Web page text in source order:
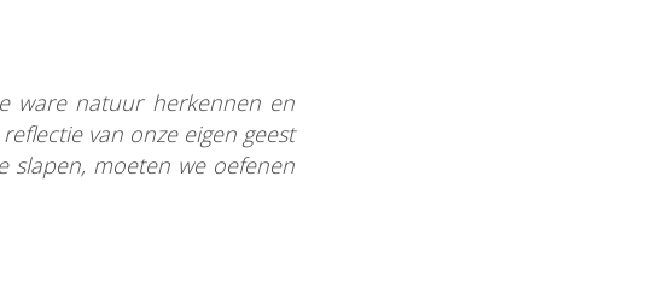
ware natuur herkennen en
van onze eigen geest
slapen, moeten we oefenen